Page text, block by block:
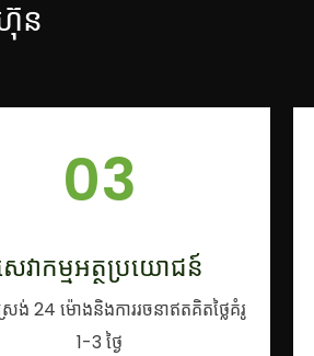
ន
03
េវាកម្មអត្ថប្រយោជន៍
រង់ 24 ម៉ោងនិងការរចនាឥតគិតថ្លៃគំរូ
1-3 ថ្ងៃ